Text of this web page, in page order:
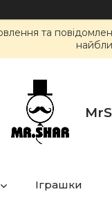
та
Іграшки